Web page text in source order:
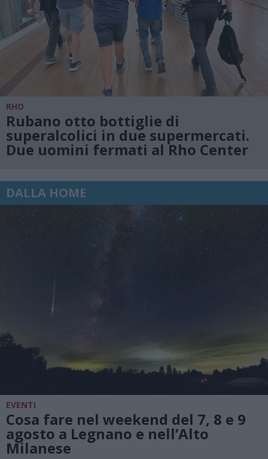
RHO
Rubano otto bottiglie di
superalcolici in due supermercati.
Due uomini fermati al Rho Center
DALLA HOME
EVENTI
Cosa fare nel weekend del 7, 8 e 9
agosto a Legnano e nell’Alto
Milanese